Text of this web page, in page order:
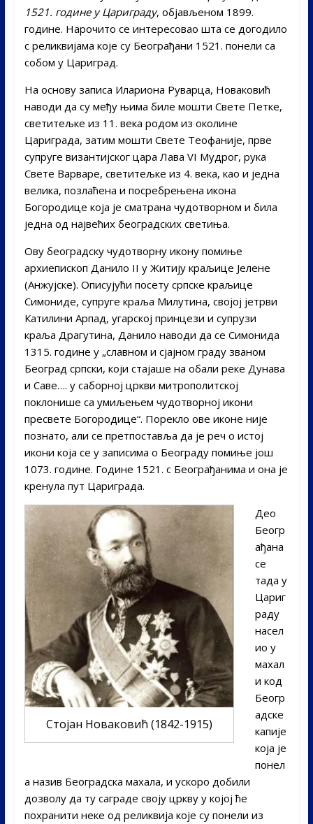
1521. године у Цариграду, објављеном 1899.
године. Нарочито се интересовао шта се догодило
с реликвијама које су Београђани 1521. понели са
собом у Цариград.
На основу записа Илариона Руварца, Новаковић
наводи да су међу њима биле мошти Свете Петке,
светитељке из 11. века родом из околине
Цариграда, затим мошти Свете Теофаније, прве
супруге византијског цара Лава VI Мудрог, рука
Свете Варваре, светитељке из 4. века, као и једна
велика, позлаћена и посребрењена икона
Богородице која је сматрана чудотворном и била
једна од највећих београдских светиња.
Ову београдску чудотворну икону помиње
архиепископ Данило II у Житију краљице Јелене
(Анжујске). Описујући посету српске краљице
Симониде, супруге краља Милутина, својој јетрви
Катилини Арпад, угарској принцези и супрузи
краља Драгутина, Данило наводи да се Симонида
1315. године у „славном и сјајном граду званом
Београд српски, који стајаше на обали реке Дунава
и Саве…. у саборној цркви митрополитској
поклонише са умиљењем чудотворној икони
пресвете Богородице“. Порекло ове иконе није
познато, али се претпоставља да је реч о истој
икони која се у записима о Београду помиње још
1073. године. Године 1521. с Београђанима и она је
кренула пут Цариграда.
Стојан Новаковић (1842-1915)
Део
Беогр
ађана
се
тада у
Цариг
раду
насел
ио у
махал
и код
Беогр
адске
капије
која је
понел
а назив Београдска махала, и ускоро добили
дозволу да ту саграде своју цркву у којој ће
похранити неке од реликвија које су понели из